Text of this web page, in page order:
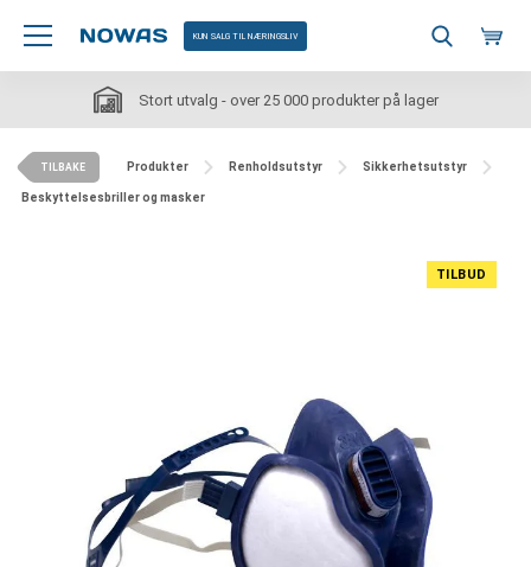
KUN SALG TIL NÆRINGSLIV
Stort utvalg - over 25 000 produkter på lager
TILBAKE Produkter Renholdsutstyr Sikkerhetsutstyr
Beskyttelsesbriller og masker
TILBUD